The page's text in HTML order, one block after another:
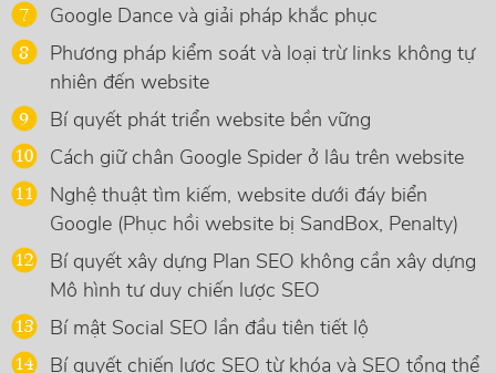
Google Dance và giải pháp khắc phục
Phương pháp kiểm soát và loại trừ links không tự
nhiên đến website
Bí quyết phát triển website bền vững
Cách giữ chân Google Spider ở lâu trên website
Nghệ thuật tìm kiếm, website dưới đáy biển
Google (Phục hồi website bị SandBox, Penalty)
Bí quyết xây dựng Plan SEO không cần xây dựng
Mô hình tư duy chiến lược SEO
Bí mật Social SEO lần đầu tiên tiết lộ
Bí quyết chiến lược SEO từ khóa và SEO tổng thể